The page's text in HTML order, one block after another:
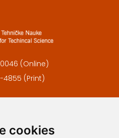
cookies
0046 (Online)
4855 (Print)